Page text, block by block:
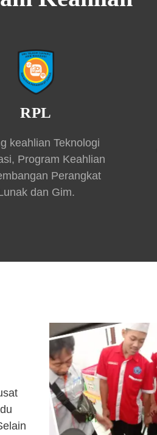
RPL
keahlian Teknologi
Program Keahlian
Perangkat
dan Gim.